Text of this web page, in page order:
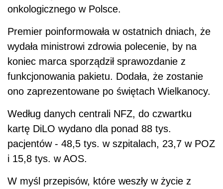
onkologicznego w Polsce.
Premier poinformowała w ostatnich dniach, że
wydała ministrowi zdrowia polecenie, by na
koniec marca sporządził sprawozdanie z
funkcjonowania pakietu. Dodała, że zostanie
ono zaprezentowane po świętach Wielkanocy.
Według danych centrali NFZ, do czwartku
kartę DiLO wydano dla ponad 88 tys.
pacjentów - 48,5 tys. w szpitalach, 23,7 w POZ
i 15,8 tys. w AOS.
W myśl przepisów, które weszły w życie z